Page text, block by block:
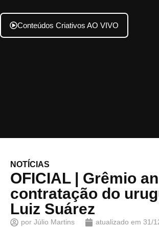
Conteúdos Criativos AO VIVO
NOTÍCIAS
OFICIAL | Grêmio
contratação do
Luiz Suárez
por Júlio Martins atualizado em 31/